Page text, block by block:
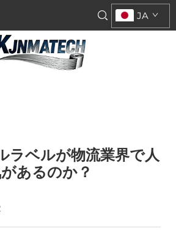
JA
ラベルが物流業界で人
あるのか？